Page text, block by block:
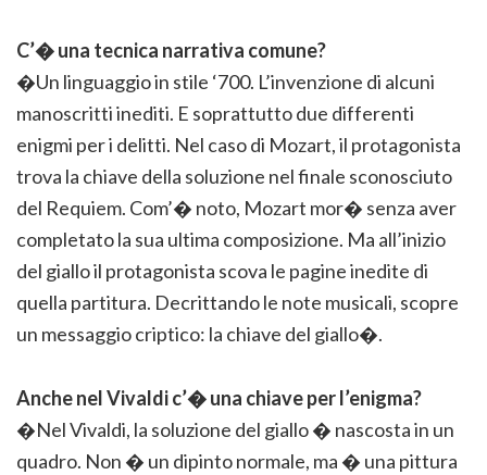
C’� una tecnica narrativa comune?
�Un linguaggio in stile ‘700. L’invenzione di alcuni
manoscritti inediti. E soprattutto due differenti
enigmi per i delitti. Nel caso di Mozart, il protagonista
trova la chiave della soluzione nel finale sconosciuto
del Requiem. Com’� noto, Mozart mor� senza aver
completato la sua ultima composizione. Ma all’inizio
del giallo il protagonista scova le pagine inedite di
quella partitura. Decrittando le note musicali, scopre
un messaggio criptico: la chiave del giallo�.
Anche nel Vivaldi c’� una chiave per l’enigma?
�Nel Vivaldi, la soluzione del giallo � nascosta in un
quadro. Non � un dipinto normale, ma � una pittura